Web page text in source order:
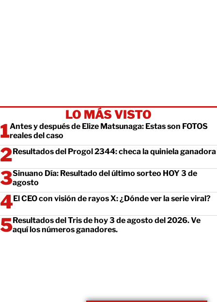
LO MÁS VISTO
Antes y después de Elize Matsunaga: Estas son FOTOS
reales del caso
Resultados del Progol 2344: checa la quiniela ganadora
Sinuano Día: Resultado del último sorteo HOY 3 de
agosto
El CEO con visión de rayos X: ¿Dónde ver la serie viral?
Resultados del Tris de hoy 3 de agosto del 2026. Ve
aquí los números ganadores.